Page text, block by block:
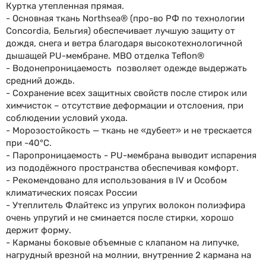
Куртка утепленная прямая.
- Основная ткань Northsea® (про-во РФ по технологии
Concordia, Бельгия) обеспечивает лучшую защиту от
дождя, снега и ветра благодаря высокотехнологичной
дышащей PU-мембране. МВО отделка Teflon®
- Водонепроницаемость позволяет одежде выдержать
средний дождь.
- Сохранение всех защитных свойств после стирок или
химчисток – отсутствие деформации и отслоения, при
соблюдении условий ухода.
- Морозостойкость — ткань не «дубеет» и не трескается
при -40°C.
- Паропроницаемость - PU-мембрана выводит испарения
из пододёжного пространства обеспечивая комфорт.
- Рекомендовано для использования в IV и Особом
климатических поясах России
- Утеплитель Флайтекс из упругих волокон полиэфира
очень упругий и не сминается после стирки, хорошо
держит форму.
- Карманы боковые объемные с клапаном на липучке,
нагрудный врезной на молнии, внутренние 2 кармана на